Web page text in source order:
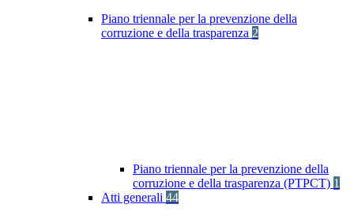
Piano triennale per la prevenzione della
corruzione e della trasparenza 2
Piano triennale per la prevenzione della
corruzione e della trasparenza (PTPCT) 1
Atti generali 44